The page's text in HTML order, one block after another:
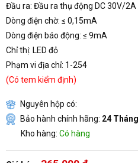
Đầu ra: Đầu ra thụ động DC 30V/2A
Dòng điện chờ: ≤ 0,15mA
Dòng điện báo động: ≤ 9mA
Chỉ thị: LED đỏ
Phạm vi địa chỉ: 1-254
(Có tem kiểm định)
Nguyên hộp có:
Bảo hành chính hãng: 24
Kho hàng: Có hàng